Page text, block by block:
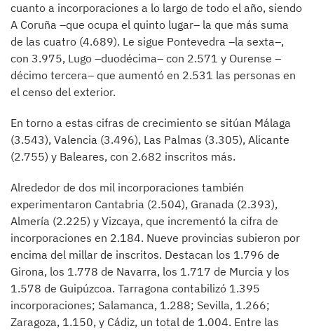
cuanto a incorporaciones a lo largo de todo el año, siendo
A Coruña –que ocupa el quinto lugar– la que más suma
de las cuatro (4.689). Le sigue Pontevedra –la sexta–,
con 3.975, Lugo –duodécima– con 2.571 y Ourense –
décimo tercera– que aumentó en 2.531 las personas en
el censo del exterior.
En torno a estas cifras de crecimiento se sitúan Málaga
(3.543), Valencia (3.496), Las Palmas (3.305), Alicante
(2.755) y Baleares, con 2.682 inscritos más.
Alrededor de dos mil incorporaciones también
experimentaron Cantabria (2.504), Granada (2.393),
Almería (2.225) y Vizcaya, que incrementó la cifra de
incorporaciones en 2.184. Nueve provincias subieron por
encima del millar de inscritos. Destacan los 1.796 de
Girona, los 1.778 de Navarra, los 1.717 de Murcia y los
1.578 de Guipúzcoa. Tarragona contabilizó 1.395
incorporaciones; Salamanca, 1.288; Sevilla, 1.266;
Zaragoza, 1.150, y Cádiz, un total de 1.004. Entre las